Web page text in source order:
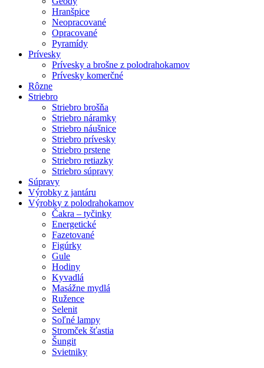
Hranšpice
Neopracované
Opracované
Pyramídy
Prívesky
Prívesky a brošne z polodrahokamov
Prívesky komerčné
Rôzne
Striebro
Striebro brošňa
Striebro náramky
Striebro náušnice
Striebro prívesky
Striebro prstene
Striebro retiazky
Striebro súpravy
Súpravy
Výrobky z jantáru
Výrobky z polodrahokamov
Čakra – tyčinky
Energetické
Fazetované
Figúrky
Gule
Hodiny
Kyvadlá
Masážne mydlá
Ružence
Selenit
Soľné lampy
Stromček šťastia
Šungit
Svietniky